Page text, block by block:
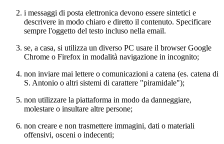
i messaggi di posta elettronica devono essere sintetici e
descrivere in modo chiaro e diretto il contenuto. Specificare
sempre l'oggetto del testo incluso nella email.
se, a casa, si utilizza un diverso PC usare il browser Google
Chrome o Firefox in modalità navigazione in incognito;
non inviare mai lettere o comunicazioni a catena (es. catena di
S. Antonio o altri sistemi di carattere "piramidale");
non utilizzare la piattaforma in modo da danneggiare,
molestare o insultare altre persone;
non creare e non trasmettere immagini, dati o materiali
offensivi, osceni o indecenti;